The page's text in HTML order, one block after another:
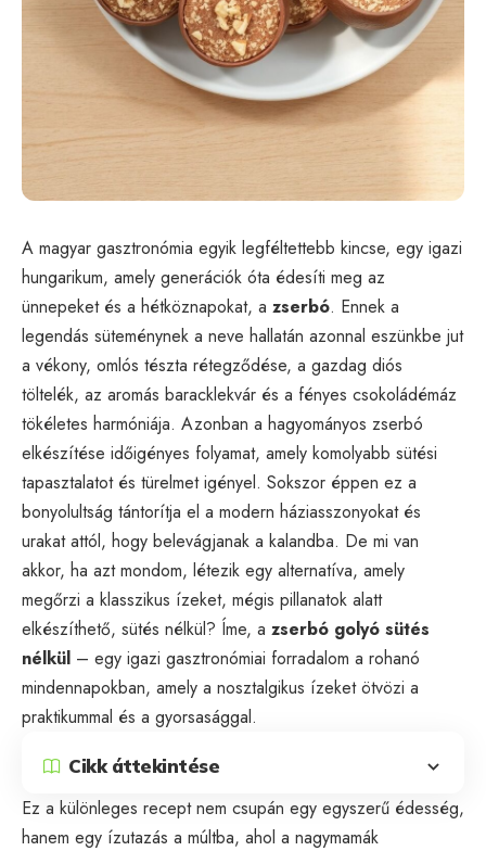
A magyar gasztronómia egyik legféltettebb kincse, egy igazi
hungarikum, amely generációk óta édesíti meg az
ünnepeket és a hétköznapokat, a zserbó. Ennek a
legendás süteménynek a neve hallatán azonnal eszünkbe jut
a vékony, omlós tészta rétegződése, a gazdag diós
töltelék, az aromás baracklekvár és a fényes csokoládémáz
tökéletes harmóniája. Azonban a hagyományos zserbó
elkészítése időigényes folyamat, amely komolyabb sütési
tapasztalatot és türelmet igényel. Sokszor éppen ez a
bonyolultság tántorítja el a modern háziasszonyokat és
urakat attól, hogy belevágjanak a kalandba. De mi van
akkor, ha azt mondom, létezik egy alternatíva, amely
megőrzi a klasszikus ízeket, mégis pillanatok alatt
elkészíthető, sütés nélkül? Íme, a zserbó golyó sütés
nélkül – egy igazi gasztronómiai forradalom a rohanó
mindennapokban, amely a nosztalgikus ízeket ötvözi a
praktikummal és a gyorsasággal.
Cikk áttekintése
Ez a különleges recept nem csupán egy egyszerű édesség,
hanem egy ízutazás a múltba, ahol a nagymamák